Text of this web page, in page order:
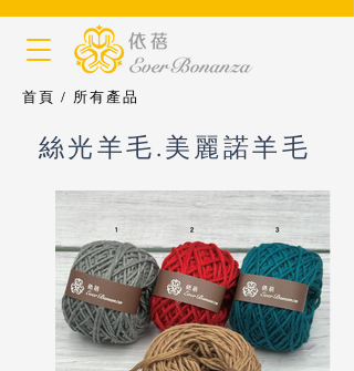
絲光羊毛.美麗諾羊毛
首頁 / 所有產品